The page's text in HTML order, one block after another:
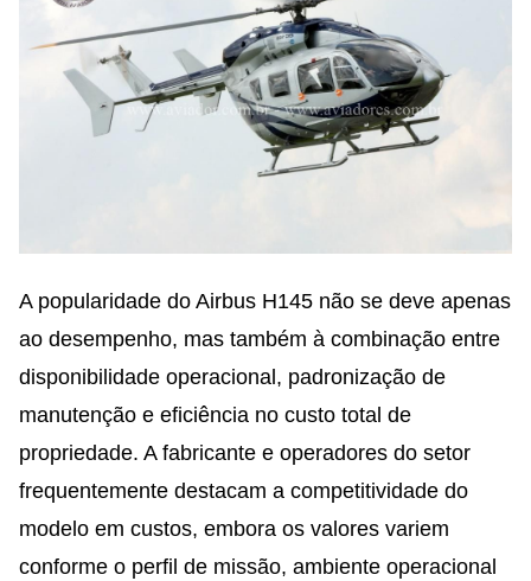
A popularidade do Airbus H145 não se deve apenas
ao desempenho, mas também à combinação entre
disponibilidade operacional, padronização de
manutenção e eficiência no custo total de
propriedade. A fabricante e operadores do setor
frequentemente destacam a competitividade do
modelo em custos, embora os valores variem
conforme o perfil de missão, ambiente operacional